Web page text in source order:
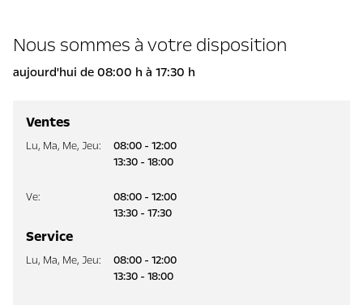
Nous sommes à votre disposition
aujourd'hui de 08:00 h à 17:30 h
Ventes
Lu, Ma, Me, Jeu:
08:00 - 12:00
13:30 - 18:00
Ve:
08:00 - 12:00
13:30 - 17:30
Service
Lu, Ma, Me, Jeu:
08:00 - 12:00
13:30 - 18:00